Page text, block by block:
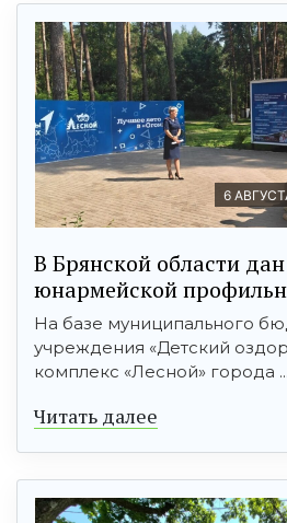
6
В Брянской области
юнармейской
На базе муниципального
учреждения «Детский
комплекс «Лесной» города ...
Читать далее